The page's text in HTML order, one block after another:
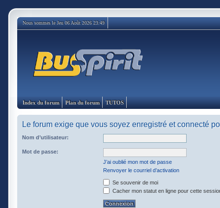
Nous sommes le Jeu 06 Août 2026 23:49
Index du forum Plan du forum TUTOS
Le forum exige que vous soyez enregistré et connecté
Nom d’utilisateur:
Mot de passe:
J’ai oublié mon mot de passe
Renvoyer le courriel d’activation
Se souvenir de moi
Cacher mon statut en ligne pour cette